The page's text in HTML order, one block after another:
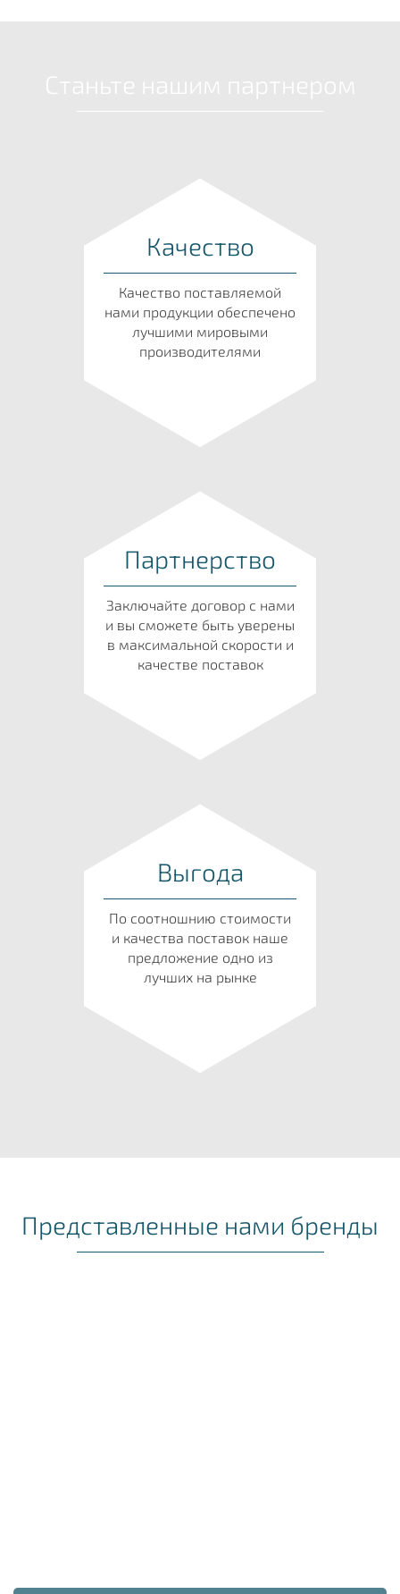
Качество
Качество поставляемой
нами продукции обеспечено
лучшими мировыми
производителями
Партнерство
Заключайте договор с нами
и вы сможете быть уверены
в максимальной скорости и
качестве поставок
Выгода
По соотношнию стоимости
и качества поставок наше
предложение одно из
лучших на рынке
Представленные нами бренды